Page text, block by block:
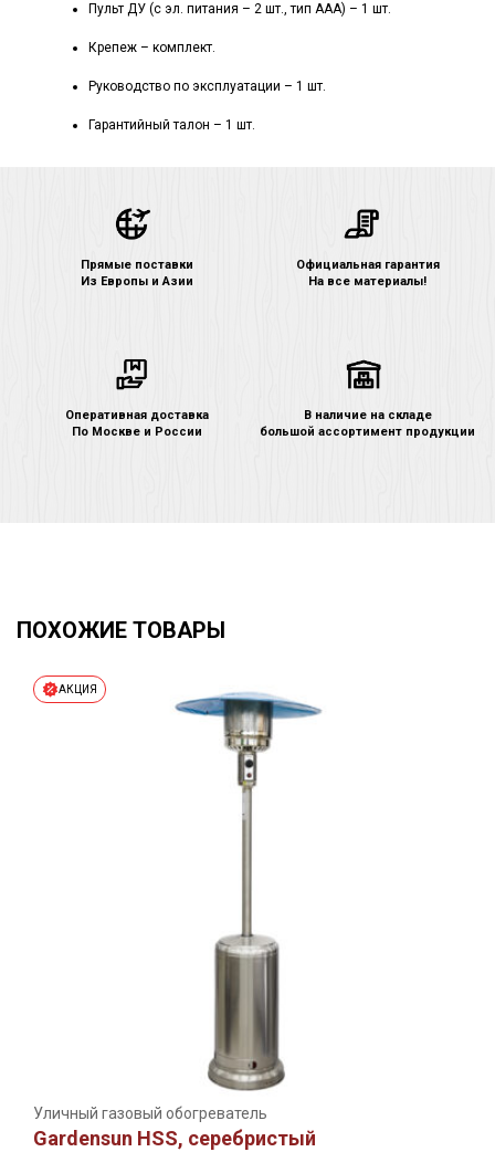
Пульт ДУ (с эл. питания – 2 шт., тип ААА) – 1 шт.
Крепеж – комплект.
Руководство по эксплуатации – 1 шт.
Гарантийный талон – 1 шт.
Прямые поставки
Из Европы и Азии
Официальная гарантия
На все материалы!
Оперативная доставка
По Москве и России
В наличие на складе
большой ассортимент продукции
ПОХОЖИЕ ТОВАРЫ
АКЦИЯ
Уличный газовый обогреватель
Gardensun HSS, серебристый